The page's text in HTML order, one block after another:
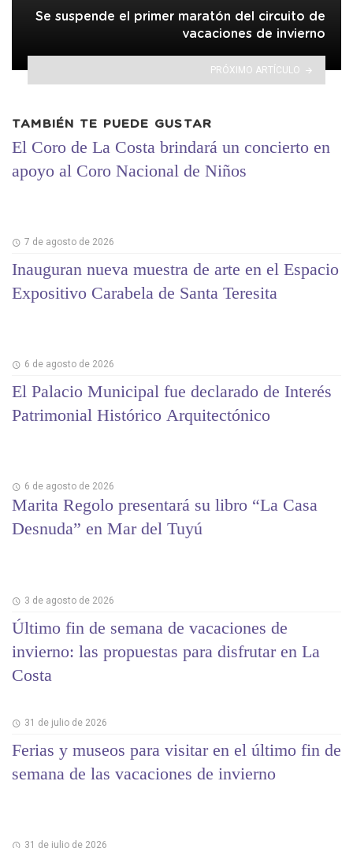
Se suspende el primer maratón del circuito de
vacaciones de invierno
PRÓXIMO ARTÍCULO
TAMBIÉN TE PUEDE GUSTAR
El Coro de La Costa brindará un concierto en
apoyo al Coro Nacional de Niños
7 de agosto de 2026
Inauguran nueva muestra de arte en el Espacio
Expositivo Carabela de Santa Teresita
6 de agosto de 2026
El Palacio Municipal fue declarado de Interés
Patrimonial Histórico Arquitectónico
6 de agosto de 2026
Marita Regolo presentará su libro “La Casa
Desnuda” en Mar del Tuyú
3 de agosto de 2026
Último fin de semana de vacaciones de
invierno: las propuestas para disfrutar en La
Costa
31 de julio de 2026
Ferias y museos para visitar en el último fin de
semana de las vacaciones de invierno
31 de julio de 2026